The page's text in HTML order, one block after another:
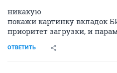
никакую
покажи картинку вкладок
приоритет загрузки, и
ОТВЕТИТЬ